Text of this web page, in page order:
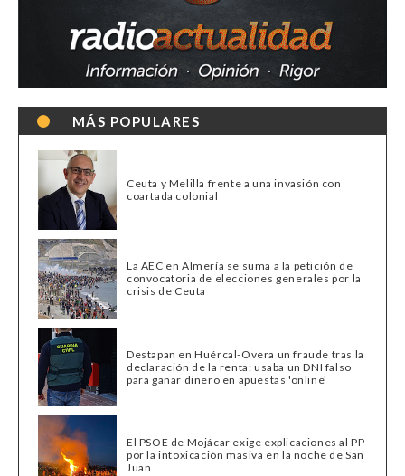
MÁS POPULARES
Ceuta y Melilla frente a una invasión con
coartada colonial
La AEC en Almería se suma a la petición de
convocatoria de elecciones generales por la
crisis de Ceuta
Destapan en Huércal-Overa un fraude tras la
declaración de la renta: usaba un DNI falso
para ganar dinero en apuestas 'online'
El PSOE de Mojácar exige explicaciones al PP
por la intoxicación masiva en la noche de San
Juan